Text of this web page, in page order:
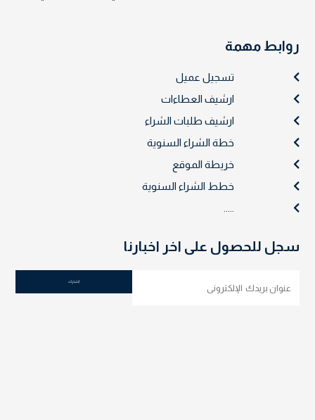
روابط مهمة
تسجيل عميل
ارشيف العطاءات
ارشيف طلبات الشراء
خطة الشراء السنوية
خريطة الموقع
خطط الشراء السنوية
.....
سجل للحصول على اخر اخبارنا